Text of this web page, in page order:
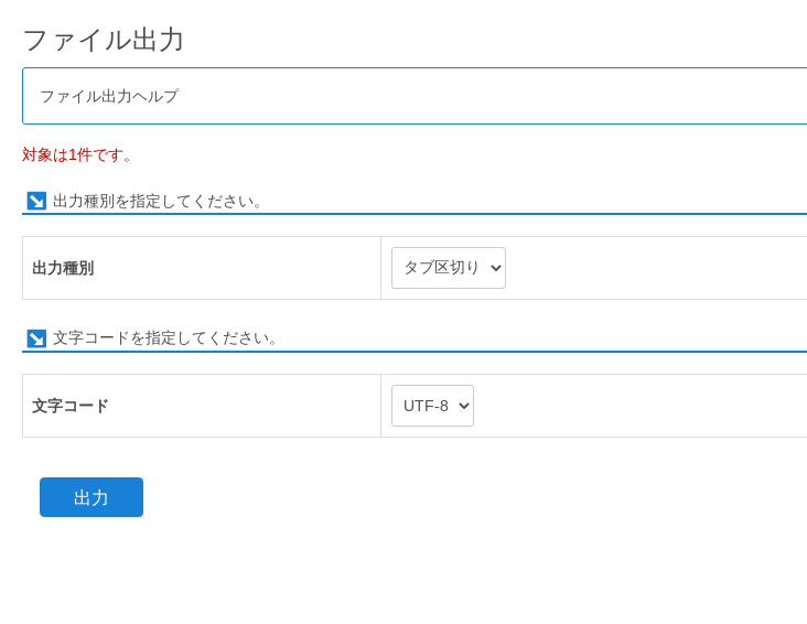
ファイル出力
ファイル出力ヘルプ
対象は1件です。
出力種別を指定してください。
出力種別
文字コードを指定してください。
文字コード